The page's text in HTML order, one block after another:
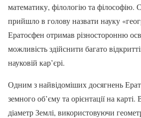
математику, філологію та
прийшло в голову назвати науку
Ератосфен отримав різносторонню
можливість здійснити багато
науковій кар’єрі.
Одним з найвідоміших досягнень
земного об’єму та орієнтації на карті.
діаметр Землі, використовуючи